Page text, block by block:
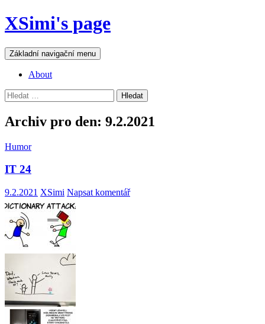
Přejít
k
webu
XSimi's page
Hledat
Základní navigační menu
About
Vyhledávání
Archiv pro den: 9.2.2021
Humor
IT 24
9.2.2021 XSimi Napsat komentář